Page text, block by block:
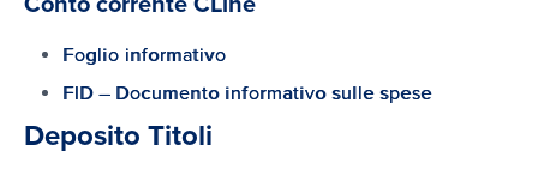
Foglio informativo
FID – Documento informativo sulle spese
Deposito Titoli